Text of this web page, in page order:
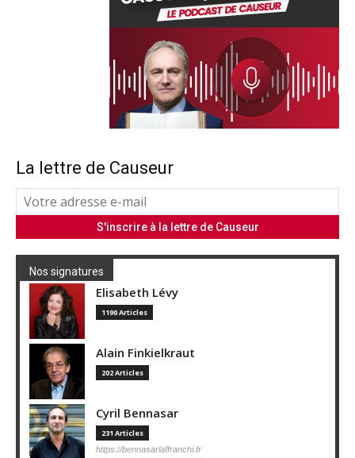
La lettre de Causeur
Nos signatures
Elisabeth Lévy
1190 Articles
Alain Finkielkraut
202 Articles
Cyril Bennasar
231 Articles
https://bennasarlaffranchi.fr